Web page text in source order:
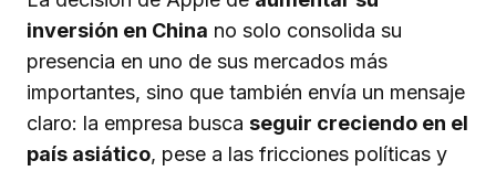
inversión en China no solo consolida su
presencia en uno de sus mercados más
importantes, sino que también envía un mensaje
claro: la empresa busca seguir creciendo en el
país asiático, pese a las fricciones políticas y